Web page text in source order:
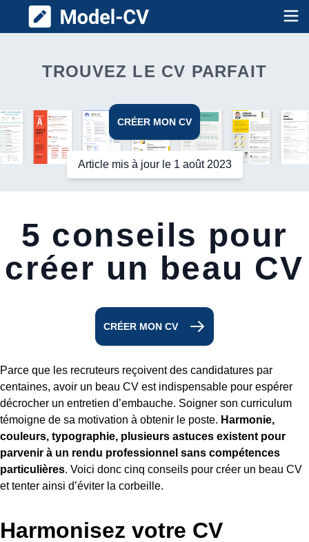
Model CV
TROUVEZ LE CV PARFAIT
CRÉER MON CV
Article mis à jour le 1 août 2023
5 conseils pour
créer un beau CV
CRÉER MON CV
Parce que les recruteurs reçoivent des candidatures par
centaines, avoir un beau CV est indispensable pour espérer
décrocher un entretien d’embauche. Soigner son curriculum
témoigne de sa motivation à obtenir le poste. Harmonie,
couleurs, typographie, plusieurs astuces existent pour
parvenir à un rendu professionnel sans compétences
particulières. Voici donc cinq conseils pour créer un beau CV
et tenter ainsi d’éviter la corbeille.
Harmonisez votre CV